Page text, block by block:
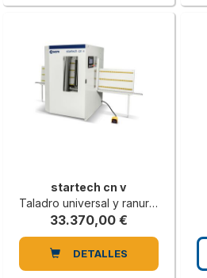
startech cn v
Taladro universal y ranurado con sierra a CN
33.370,00 €
DETALLES